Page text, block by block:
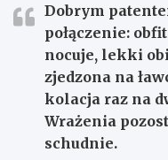
Dobrym
połączenie:
nocuje, lekki
zjedzona na
kolacja raz na
Wrażenia
schudnie.